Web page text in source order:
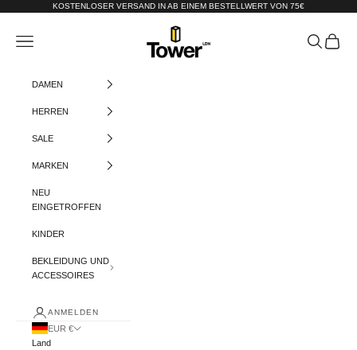
Zum Inhalt springenKOSTENLOSER VERSAND IN AB EINEM BESTELLWERT VON 75€
Tower-London.De
Menü Suchen
DAMEN
HERREN
SALE
MARKEN
NEU
EINGETROFFEN
KINDER
BEKLEIDUNG UND
ACCESSOIRES
ANMELDEN
EUR €
Land